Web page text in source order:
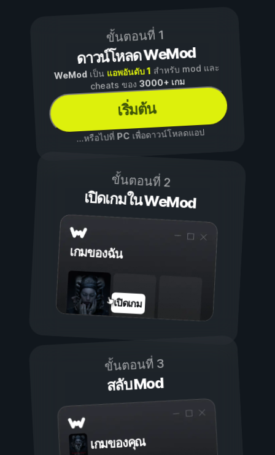
ขั้นตอนที่ 1
ดาวน์โหลด WeMod
WeModเป็น แอพอันดับ 1 สำหรับ mod และ
cheats ของ3000+ เกม
เริ่มต้น
...หรือไปที่ PCเพื่อดาวน์โหลดแอป
ขั้นตอนที่ 2
เปิดเกมใน WeMod
เกมของฉัน
เปิดเกม
ขั้นตอนที่ 3
สลับ Mod
เกมของคุณ